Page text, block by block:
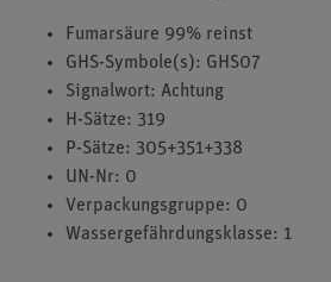
Fumarsäure 99% reinst
GHS-Symbole(s): GHS07
Signalwort: Achtung
H-Sätze: 319
P-Sätze: 305+351+338
UN-Nr: 0
Verpackungsgruppe: 0
Wassergefährdungsklasse: 1